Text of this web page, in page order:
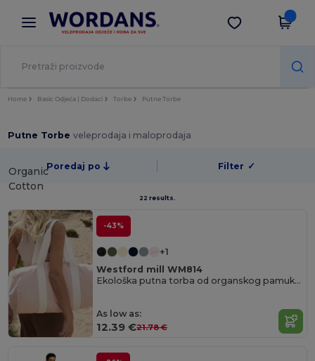
× Aplikacija Wordans
Bolje cijene u aplikaciji!
Preuzmi app
Home Basic Odjeća | Dodaci Torbe Putne Torbe
Putne Torbeveleprodaja i maloprodaja
Poredaj po Filter ✓
22 results.
Organic
Cotton
-43%
+1
Westford mill WM814
Ekološka putna torba od organskog pamuka Barrel Bag
As low as:
12.39 €21.78 €